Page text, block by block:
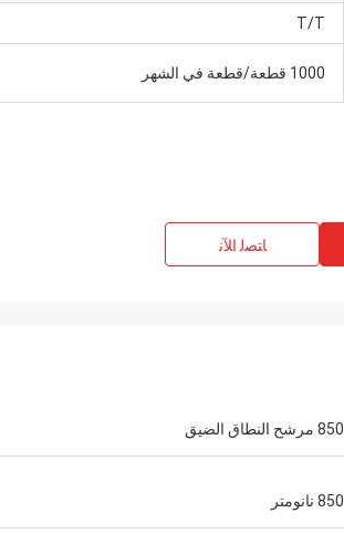
T/T
1000 قطعة/قطعة في الشهر
ﺎﺘﺼﻟ ﺍﻶﻧ
850 مرشح النطاق الضيق
850 نانومتر